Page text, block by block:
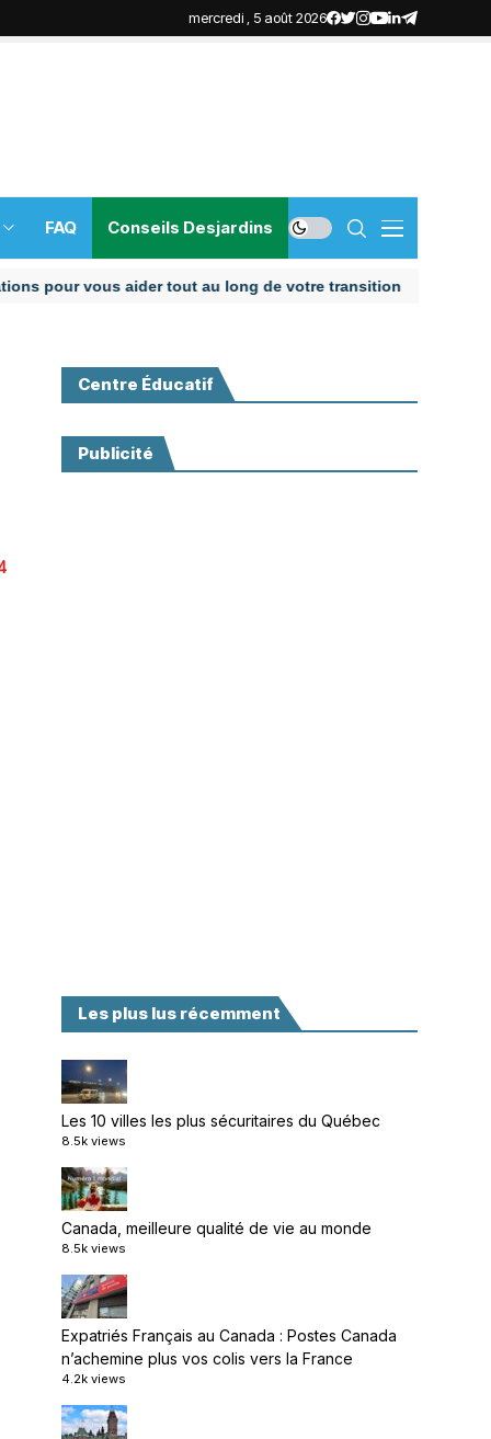
mercredi , 5 août 2026
FAQ Conseils Desjardins
vous aider tout au long de votre transition
Centre Éducatif
Publicité
Les plus lus récemment
Les 10 villes les plus sécuritaires du Québec
8.5k views
Canada, meilleure qualité de vie au monde
8.5k views
Expatriés Français au Canada : Postes Canada
n’achemine plus vos colis vers la France
4.2k views